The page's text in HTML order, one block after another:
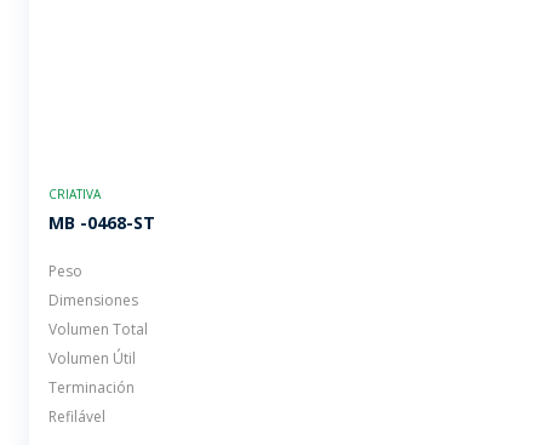
CRIATIVA
MB -0468-ST
Peso
Dimensiones
Volumen Total
Volumen Útil
Terminación
Refilável